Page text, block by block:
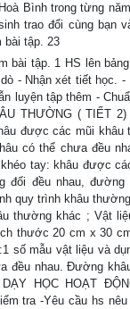
Bình trong từng
trao đổi cùng bạn
bài tập. 23
bài tập. 1 HS lên
- Nhận xét tiết học. -
luyện tập thêm -
THƯỜNG ( TIẾT
được các mũi
có thể chưa đều
tay: khâu được
đối đều nhau,
quy trình khâu
thường khác ; Vật
thước 20 cm x 30
số mẫu vật liệu và
đều nhau. Đường
HỌC HOẠT
tra -Yêu cầu hs